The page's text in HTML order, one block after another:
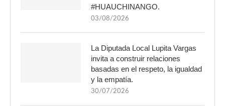
#HUAUCHINANGO.
03/08/2026
La Diputada Local Lupita Vargas
invita a construir relaciones
basadas en el respeto, la igualdad
y la empatía.
30/07/2026